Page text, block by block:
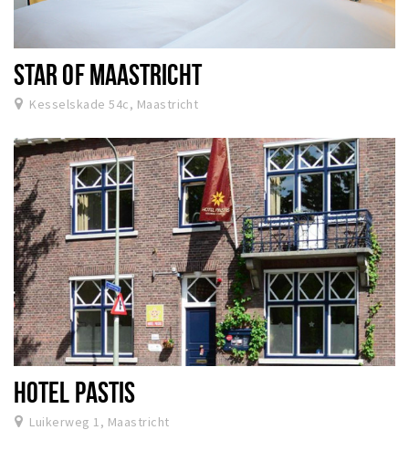
STAR OF MAASTRICHT
Kesselskade 54c, Maastricht
HOTEL PASTIS
Luikerweg 1, Maastricht